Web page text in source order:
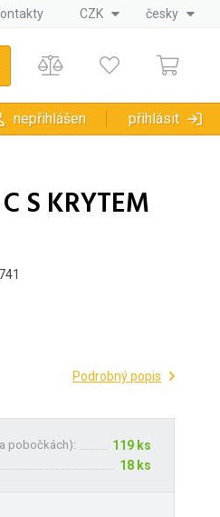
CZK česky
nepřihlášen přihlásit
S KRYTEM
Podrobný popis
pobočkách):
119 ks
18 ks